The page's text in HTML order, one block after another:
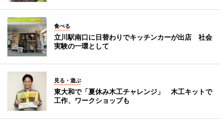
食べる
立川駅南口に日替わりでキッチンカーが出店 社会
実験の一環として
見る・遊ぶ
東大和で「夏休み木工チャレンジ」 木工キットで
工作、ワークショップも